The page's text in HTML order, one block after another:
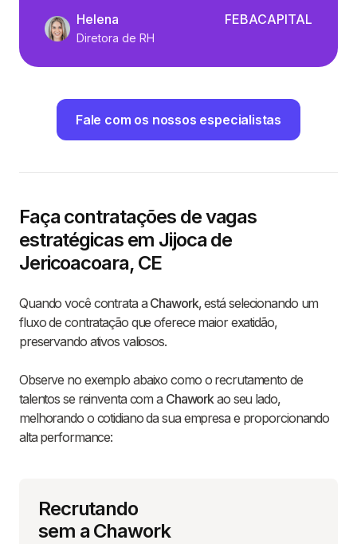
Helena
Diretora de RH
FEBACAPITAL
Fale com os nossos especialistas
Faça contratações de vagas
estratégicas em Jijoca de
Jericoacoara, CE
Quando você contrata a Chawork, está selecionando um
fluxo de contratação que oferece maior exatidão,
preservando ativos valiosos.
Observe no exemplo abaixo como o recrutamento de
talentos se reinventa com a Chaworkao seu lado,
melhorando o cotidiano da sua empresa e proporcionando
alta performance:
Recrutando
sem a Chawork